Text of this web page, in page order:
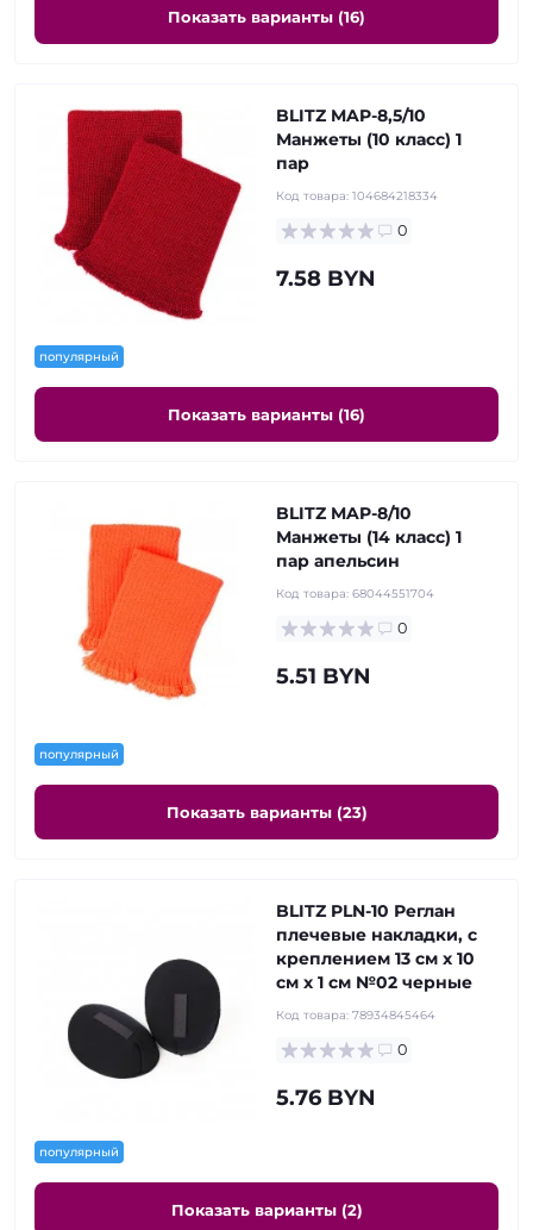
Показать варианты (16)
популярный
BLITZ MAP-8,5/10
Манжеты (10 класс) 1
пар
Код товара: 104684218334
0
7.58 BYN
Показать варианты (16)
популярный
BLITZ MAP-8/10
Манжеты (14 класс) 1
пар апельсин
Код товара: 68044551704
0
5.51 BYN
Показать варианты (23)
популярный
BLITZ PLN-10 Реглан
плечевые накладки, с
креплением 13 см х 10
см х 1 см №02 черные
Код товара: 78934845464
0
5.76 BYN
Показать варианты (2)